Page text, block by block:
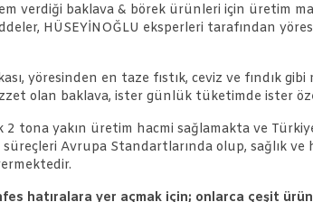
verdiği baklava & börek ürünleri için üretim
HÜSEYİNOĞLU eksperleri tarafından
yöresinden en taze fıstık, ceviz ve fındık
olan baklava, ister günlük tüketimde ister
tona yakın üretim hacmi sağlamakta ve
Avrupa Standartlarında olup, sağlık
hatıralara yer açmak için; onlarca çeşit